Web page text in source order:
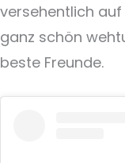
versehentlich
ganz schön
beste Freunde.